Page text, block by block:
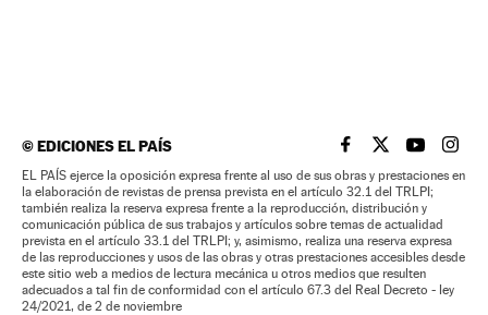
©EDICIONES EL PAÍS EL PAÍS BRASIL EN
EL PAÍSEL PAÍS
EL
EL PAÍS ejerce la oposición expresa frente al uso de sus obras y prestaciones en
la elaboración de revistas de prensa prevista en el artículo 32.1 del TRLPI;
también realiza la reserva expresa frente a la reproducción, distribución y
comunicación pública de sus trabajos y artículos sobre temas de actualidad
prevista en el artículo 33.1 del TRLPI; y, asimismo, realiza una reserva expresa
de las reproducciones y usos de las obras y otras prestaciones accesibles desde
este sitio web a medios de lectura mecánica u otros medios que resulten
adecuados a tal fin de conformidad con el artículo 67.3 del Real Decreto - ley
24/2021, de 2 de noviembre